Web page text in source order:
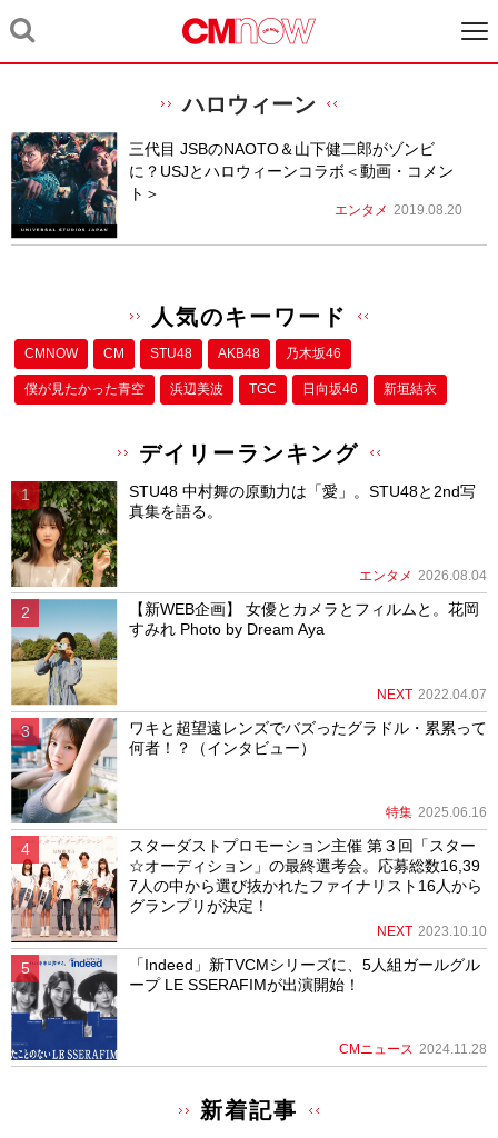
ハロウィーン
三代目 JSBのNAOTO＆山下健二郎がゾンビ
に？USJとハロウィーンコラボ＜動画・コメン
ト＞
エンタメ 2019.08.20
人気のキーワード
CMNOW CM STU48 AKB48 乃木坂46
僕が⾒たかった⻘空 浜辺美波 TGC 日向坂46 新垣結衣
デイリーランキング
STU48 中村舞の原動力は「愛」。STU48と2nd写
真集を語る。
エンタメ 2026.08.04
【新WEB企画】 女優とカメラとフィルムと。花岡
すみれ Photo by Dream Aya
NEXT 2022.04.07
ワキと超望遠レンズでバズったグラドル・累累って
何者！？（インタビュー）
特集 2025.06.16
スターダストプロモーション主催 第３回「スター
☆オーディション」の最終選考会。応募総数16,39
7人の中から選び抜かれたファイナリスト16人から
グランプリが決定！
NEXT 2023.10.10
「Indeed」新TVCMシリーズに、5人組ガールグル
ープ LE SSERAFIMが出演開始！
CMニュース 2024.11.28
新着記事